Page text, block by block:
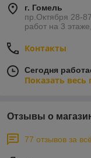
г. Гомель
пр.Октября 28-
работ на 3
Контакты
Сегодня
Показать
Отзывы о
77 отзывов за